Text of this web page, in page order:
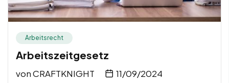
Arbeitsrecht
Arbeitszeitgesetz
vonCRAFTKNIGHT 11/09/2024